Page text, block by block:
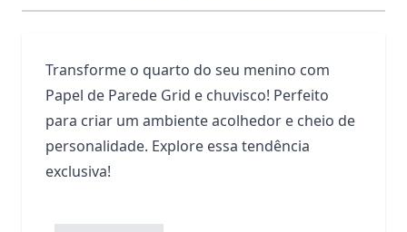
Transforme o quarto do seu menino com
Papel de Parede Grid e chuvisco! Perfeito
para criar um ambiente acolhedor e cheio de
personalidade. Explore essa tendência
exclusiva!